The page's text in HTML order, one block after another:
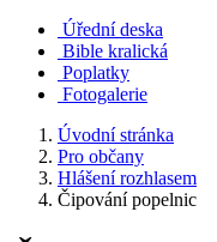
Úřední deska
Bible kralická
Poplatky
Fotogalerie
Úvodní stránka
Pro občany
Hlášení rozhlasem
Čipování popelnic